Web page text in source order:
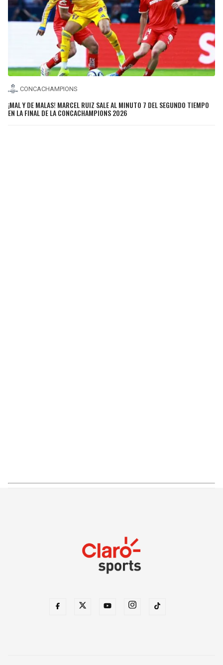
CONCACHAMPIONS
¡MAL Y DE MALAS! MARCEL RUIZ SALE AL MINUTO 7 DEL SEGUNDO TIEMPO
EN LA FINAL DE LA CONCACHAMPIONS 2026